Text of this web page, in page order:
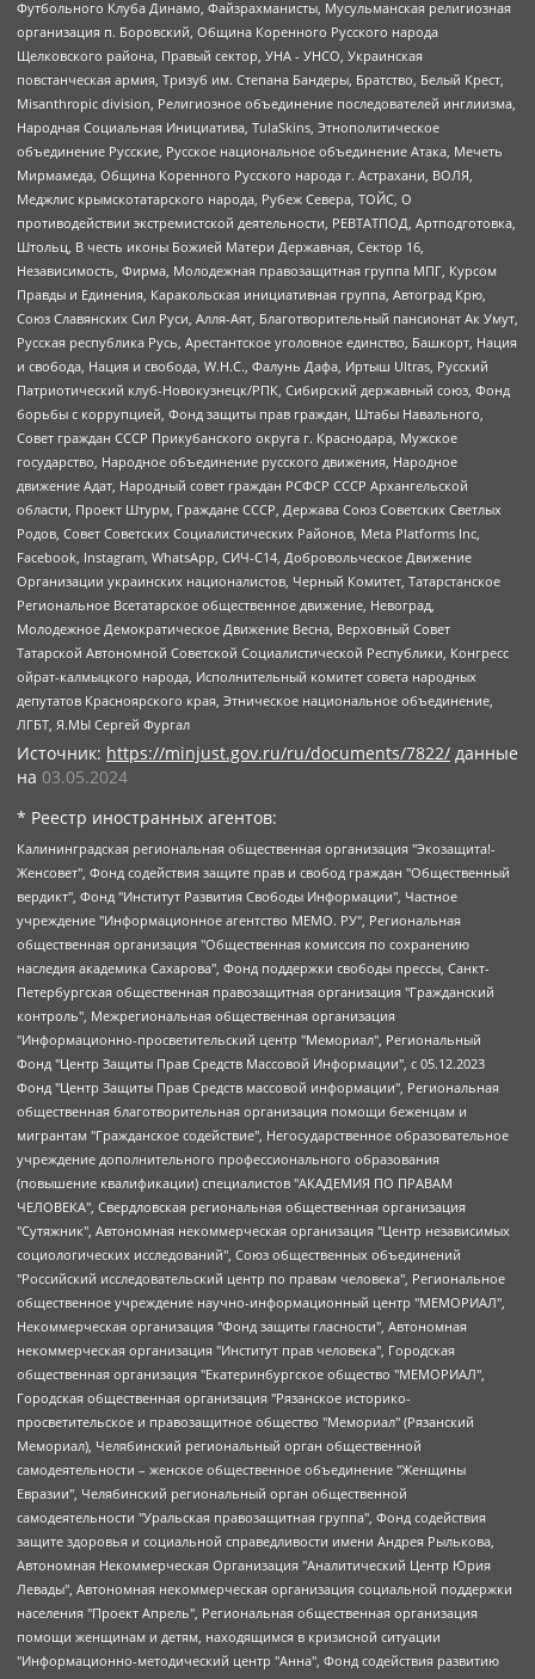
Футбольного Клуба Динамо, Файзрахманисты, Мусульманская религиозная
организация п. Боровский, Община Коренного Русского народа
Щелковского района, Правый сектор, УНА - УНСО, Украинская
повстанческая армия, Тризуб им. Степана Бандеры, Братство, Белый Крест,
Misanthropic division, Религиозное объединение последователей инглиизма,
Народная Социальная Инициатива, TulaSkins, Этнополитическое
объединение Русские, Русское национальное объединение Атака, Мечеть
Мирмамеда, Община Коренного Русского народа г. Астрахани, ВОЛЯ,
Меджлис крымскотатарского народа, Рубеж Севера, ТОЙС, О
противодействии экстремистской деятельности, РЕВТАТПОД, Артподготовка,
Штольц, В честь иконы Божией Матери Державная, Сектор 16,
Независимость, Фирма, Молодежная правозащитная группа МПГ, Курсом
Правды и Единения, Каракольская инициативная группа, Автоград Крю,
Союз Славянских Сил Руси, Алля-Аят, Благотворительный пансионат Ак Умут,
Русская республика Русь, Арестантское уголовное единство, Башкорт, Нация
и свобода, Нация и свобода, W.H.С., Фалунь Дафа, Иртыш Ultras, Русский
Патриотический клуб-Новокузнецк/РПК, Сибирский державный союз, Фонд
борьбы с коррупцией, Фонд защиты прав граждан, Штабы Навального,
Совет граждан СССР Прикубанского округа г. Краснодара, Мужское
государство, Народное объединение русского движения, Народное
движение Адат, Народный совет граждан РСФСР СССР Архангельской
области, Проект Штурм, Граждане СССР, Держава Союз Советских Светлых
Родов, Совет Советских Социалистических Районов, Meta Platforms Inc,
Facebook, Instagram, WhatsApp, СИЧ-С14, Добровольческое Движение
Организации украинских националистов, Черный Комитет, Татарстанское
Региональное Всетатарское общественное движение, Невоград,
Молодежное Демократическое Движение Весна, Верховный Совет
Татарской Автономной Советской Социалистической Республики, Конгресс
ойрат-калмыцкого народа, Исполнительный комитет совета народных
депутатов Красноярского края, Этническое национальное объединение,
ЛГБТ, Я.МЫ Сергей Фургал
Источник: https://minjust.gov.ru/ru/documents/7822/ данные
на 03.05.2024
* Реестр иностранных агентов:
Калининградская региональная общественная организация "Экозащита!-Женсовет", Фонд содействия защите прав и свобод граждан "Общественный вердикт", Фонд "Институт Развития Свободы Информации", Частное учреждение "Информационное агентство МЕМО. РУ", Региональная общественная организация "Общественная комиссия по сохранению наследия академика Сахарова", Фонд поддержки свободы прессы, Санкт-Петербургская общественная правозащитная организация "Гражданский контроль", Межрегиональная общественная организация "Информационно-просветительский центр "Мемориал", Региональный Фонд "Центр Защиты Прав Средств Массовой Информации", с 05.12.2023 Фонд "Центр Защиты Прав Средств массовой информации", Региональная общественная благотворительная организация помощи беженцам и мигрантам "Гражданское содействие", Негосударственное образовательное учреждение дополнительного профессионального образования (повышение квалификации) специалистов "АКАДЕМИЯ ПО ПРАВАМ ЧЕЛОВЕКА", Свердловская региональная общественная организация "Сутяжник", Автономная некоммерческая организация "Центр независимых социологических исследований", Союз общественных объединений "Российский исследовательский центр по правам человека", Региональное общественное учреждение научно-информационный центр "МЕМОРИАЛ", Некоммерческая организация "Фонд защиты гласности", Автономная некоммерческая организация "Институт прав человека", Городская общественная организация "Екатеринбургское общество "МЕМОРИАЛ", Городская общественная организация "Рязанское историко-просветительское и правозащитное общество "Мемориал" (Рязанский Мемориал), Челябинский региональный орган общественной самодеятельности – женское общественное объединение "Женщины Евразии", Челябинский региональный орган общественной самодеятельности "Уральская правозащитная группа", Фонд содействия защите здоровья и социальной справедливости имени Андрея Рылькова, Автономная Некоммерческая Организация "Аналитический Центр Юрия Левады", Автономная некоммерческая организация социальной поддержки населения "Проект Апрель", Региональная общественная организация помощи женщинам и детям, находящимся в кризисной ситуации "Информационно-методический центр "Анна", Фонд содействия развитию массовых коммуникаций и правовому просвещению "Так-так-Так", Фонд содействия устойчивому развитию "Серебряная тайга", Свердловский региональный общественный фонд социальных проектов "Новое время", "Idel.Реалии", Кавказ.Реалии, Крым.Реалии, Телеканал Настоящее Время, Татаро-башкирская служба Радио Свобода (Azatliq Radiosi), Радио Свободная Европа/Радио Свобода (PCE/PC), "Сибирь.Реалии", "Фактограф", Благотворительный фонд помощи осужденным и их семьям, Автономная некоммерческая организация "Институт глобализации и социальных движений", Фонд "В защиту прав заключенных", Частное учреждение "Центр поддержки и содействия развитию средств массовой информации", Пензенский региональный общественный благотворительный фонд "Гражданский союз", "Север.Реалии", Некоммерческая организация Фонд "Правовая инициатива", Общество с ограниченной ответственностью "Радио Свободная Европа/Радио Свобода", Чешское информационное агентство "MEDIUM-ORIENT", Красноярская региональная общественная организация "Мы против СПИДа", Камалягин Денис Николаевич, Маркелов Сергей Евгеньевич, Пономарев Лев Александрович, Савицкая Людмила Алексеевна, Автономная некоммерческая организация "Центр по работе с проблемой насилия "НАСИЛИЮ.НЕТ", Межрегиональный профессиональный союз работников здравоохранения "Альянс врачей", Юридическое лицо, зарегистрированное в Латвийской Республике, SIA "Medusa Project" (регистрационный номер 40103797863, дата регистрации 10.06.2014), Некоммерческая организация "Фонд по борьбе с коррупцией", Автономная некоммерческая организация "Институт права и публичной политики", Баданин Роман Сергеевич, Гликин Максим Александрович, Железнова Мария Михайловна, Лукьянова Юлия Сергеевна, Маетная Елизавета Витальевна, Маняхин Петр Борисович, Чуракова Ольга Владимировна, Ярош Юлия Петровна, Юридическое лицо "The Insider SIA", зарегистрированное в Риге, Латвийская Республика (дата регистрации 26.06.2015), являющееся администратором доменного имени интернет-издания "The Insider SIA", https://theins.ru, Постернак Алексей Евгеньевич, Рубин Михаил Аркадьевич, Анин Роман Александрович, Юридическое лицо Istories fonds, зарегистрированное в Латвийской Республике (регистрационный номер 50008295751, дата регистрации 24.02.2020), Великовский Дмитрий Александрович, Долинина Ирина Николаевна, Мароховская Алеся Алексеевна, Шлейнов Роман Юрьевич, Шмагун Олеся Валентиновна, Общество с ограниченной ответственностью "Альтаир 2021", Общество с ограниченной ответственностью "Вега 2021", Общество с ограниченной ответственностью "Главный редактор 2021", Общество с ограниченной ответственностью "Ромашки монолит", Важенков Артем Валерьевич, Ивановская областная общественная организация "Центр гендерных исследований", Гурман Юрий Альбертович, Медиапроект "ОВД-Инфо", Егоров Владимир Владимирович, Жилинский Владимир Александрович, Общество с ограниченной ответственностью "ЗП", Иванова София Юрьевна, Карезина Инна Павловна, Кильтау Екатерина Викторовна, Петров Алексей Викторович, Пискунов Сергей Евгеньевич, Смирнов Сергей Сергеевич, Тихонов Михаил Сергеевич, Общество с ограниченной ответственностью "ЖУРНАЛИСТ-ИНОСТРАННЫЙ АГЕНТ", Арапова Галина Юрьевна, Вольтская Татьяна Анатольевна, Американская компания "Mason G.E.S. Anonymous Foundation" (США), являющаяся владельцем интернет-издания https://mnews.world/, Компания "Stichting Bellingcat", зарегистрированная в Нидерландах (дата регистрации 11.07.2018), Захаров Андрей Вячеславович, Клепиковская Екатерина Дмитриевна, Общество с ограниченной ответственностью "МЕМО", Перл Роман Александрович, Симонов Евгений Алексеевич, Соловьева Елена Анатольевна, Сотников Даниил Владимирович, Сурначева Елизавета Дмитриевна, Автономная некоммерческая организация по защите прав человека и информированию населения "Якутия – Наше Мнение", Общество с ограниченной ответственностью "Москоу диджитал медиа", с 26.01.2023 Общество с ограниченной ответственностью "Чайка Белые сады", Ветошкина Валерия Валерьевна, Заговора Максим Александрович, Межрегиональное общественное движение "Российская ЛГБТ - сеть", Оленичев Максим Владимирович, Павлов Иван Юрьевич, Скворцова Елена Сергеевна, Общество с ограниченной ответственностью "Как бы инагент", Кочетков Игорь Викторович, Общество с ограниченной ответственностью "Честные выборы", Еланчик Олег Александрович, Общество с ограниченной ответственностью "Нобелевский призыв", Гималова Регина Эмилевна, Григорьев Андрей Валерьевич, Григорьева Алина Александровна, Ассоциация по содействию защите прав призывников, альтернативнослужащих и военнослужащих "Правозащитная группа "Гражданин.Армия.Право", Хисамова Регина Фаритовна, Автономная некоммерческая организация по реализации социально-правовых программ "Лилит", Дальневосточное общественное движение "Маяк", Санкт-Петербургская ЛГБТ-инициативная группа "Выход", Инициативная группа ЛГБТ+ "Реверс", Алексеев Андрей Викторович, Бекбулатова Таисия Львовна, Беляев Иван Михайлович, Владыкина Елена Сергеевна, Гельман Марат Александрович, Никульшина Вероника Юрьевна, Толоконникова Надежда Андреевна, Шендерович Виктор Анатольевич, Общество с ограниченной ответственностью "Данное сообщение", Общество с ограниченной ответственностью Издательский дом "Новая глава", Айнбиндер Александра Александровна, Московский комьюнити-центр для ЛГБТ+инициатив, Благотворительный фонд развития филантропии, Deutsche Welle (Германия, Kurt-Schumacher-Strasse 3, 53113 Bonn), Борзунова Мария Михайловна, Воробьев Виктор Викторович, Голубева Анна Львовна, Константинова Алла Михайловна, Малкова Ирина Владимировна, Мурадов Мурад Абдулгалимович, Осетинская Елизавета Николаевна, Понасенков Евгений Николаевич, Ганапольский Матвей Юрьевич, Киселев Евгений Алексеевич, Борухович Ирина Григорьевна, Дремин Иван Тимофеевич, Дубровский Дмитрий Викторович, Красноярская региональная общественная организация поддержки и развития альтернативных образовательных технологий и межкультурных коммуникаций "ИНТЕРРА", Маяковская Екатерина Алексеевна, Фейгин Марк Захарович, Филимонов Андрей Викторович, Дзугкоева Регина Николаевна, Доброхотов Роман Александрович, Дудь Юрий Александрович, Елкин Сергей Владимирович, Кругликов Кирилл Игоревич, Сабунаева Мария Леонидовна, Семенов Алексей Владимирович, Шаинян Карен Багратович, Шульман Екатерина Михайловна, Асафьев Артур Валерьевич, Вахштайн Виктор Семенович, Венедиктов Алексей Алексеевич, Лушникова Екатерина Евгеньевна, Волков Леонид Михайлович, Невзоров Александр Глебович, Пархоменко Сергей Борисович, Сироткин Ярослав Николаевич, Кара-Мурза Владимир Владимирович, Баранова Наталья Владимировна, Гозман Леонид Яковлевич, Кагарлицкий Борис Юльевич, Климарев Михаил Валерьевич, Милов Владимир Станиславович, Автономная некоммерческая организация Краснодарский центр современного искусства "Типография", Моргенштерн Алишер Тагирович, Соболь Любовь Эдуардовна, Общество с ограниченной ответственностью "ЛИЗА НОРМ", Каспаров Гарри Кимович, Ходорковский Михаил Борисович, Общество с ограниченной ответственностью "Апрельские тезисы", Данилович Ирина Брониславовна, Кашин Олег Владимирович, Петров Николай Владимирович, Пивоваров Алексей Владимирович, Соколов Михаил Владимирович, Цветкова Юлия Владимировна, Чичваркин Евгений Александрович, Комитет против пыток/Команда против пыток, Общество с ограниченной ответственностью "Первый научный", Общество с ограниченной ответственностью "Вертолет и ко", Белоцерковская Вероника Борисовна, Кац Максим Евгеньевич, Лазарева Татьяна Юрьевна, Шаведдинов Руслан Табризович, Яшин Илья Валерьевич, Общество с ограниченной ответственностью "Иноагент ААВ", Алешковский Дмитрий Петрович, Альбац Евгения Марковна, Быков Дмитрий Львович, Галямина Юлия Евгеньевна, Лойко Сергей Леонидович, Мартынов Кирилл Константинович, Медведев Сергей Александрович, Крашенинников Федор Геннадиевич, Гордеева Катерина Вл